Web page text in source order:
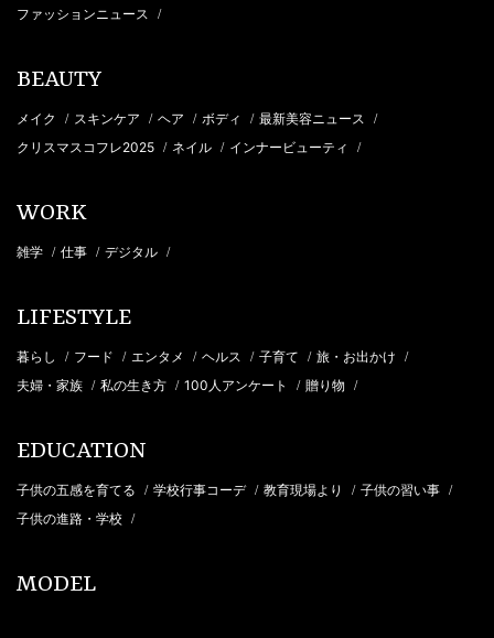
ファッションニュース /
BEAUTY
メイク / スキンケア / ヘア / ボディ / 最新美容ニュース /
クリスマスコフレ2025 / ネイル / インナービューティ /
WORK
雑学 / 仕事 / デジタル /
LIFESTYLE
暮らし / フード / エンタメ / ヘルス / 子育て / 旅・お出かけ /
夫婦・家族 / 私の生き方 / 100人アンケート / 贈り物 /
EDUCATION
子供の五感を育てる / 学校行事コーデ / 教育現場より / 子供の習い事 /
子供の進路・学校 /
MODEL